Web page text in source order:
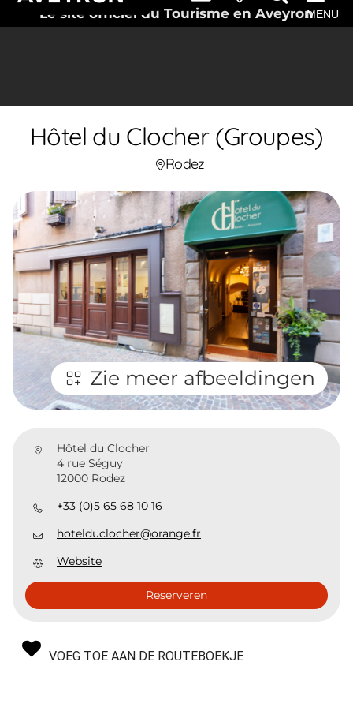
Le site officiel du Tourisme en AveyronMENU
Hôtel du Clocher (Groupes)
Rodez
Zie meer afbeeldingen
Hôtel du Clocher
4 rue Séguy
12000 Rodez
+33 (0)5 65 68 10 16
hotelduclocher@orange.fr
Website
Reserveren
VOEG TOE AAN DE ROUTEBOEKJE